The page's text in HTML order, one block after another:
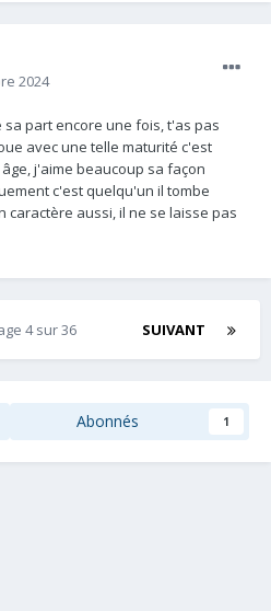
2024
part encore une fois, t'as pas
avec une telle maturité c'est
j'aime beaucoup sa façon
c'est quelqu'un il tombe
caractère aussi, il ne se laisse pas
SUIVANT
4 sur 36
Abonnés 1